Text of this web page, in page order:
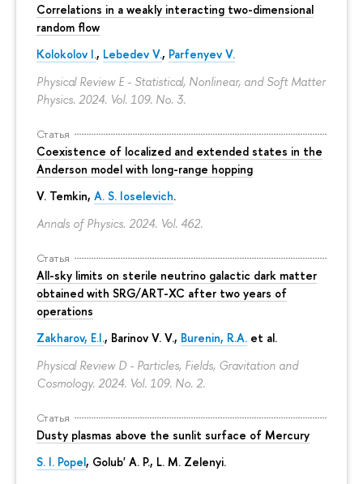
Correlations in a weakly interacting two-dimensional
random flow
Kolokolov I., Lebedev V., Parfenyev V.
Physical Review E - Statistical, Nonlinear, and Soft Matter
Physics. 2024. Vol. 109. No. 3.
Статья
Coexistence of localized and extended states in the
Anderson model with long-range hopping
V. Temkin, A. S. Ioselevich.
Annals of Physics. 2024. Vol. 462.
Статья
All-sky limits on sterile neutrino galactic dark matter
obtained with SRG/ART-XC after two years of
operations
Zakharov, E.I., Barinov V. V., Burenin, R.A. et al.
Physical Review D - Particles, Fields, Gravitation and
Cosmology. 2024. Vol. 109. No. 2.
Статья
Dusty plasmas above the sunlit surface of Mercury
S. I. Popel, Golub' A. P., L. M. Zelenyi.